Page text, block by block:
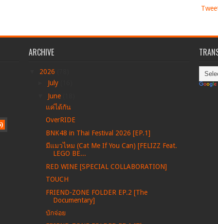
ARCHIVE
2026
July
June
แค่ได้กัน
OverRIDE
BNK48 in Thai Festival 2026 [EP.1]
มีแมวไหม (Cat Me If You Can) [FELIZZ Feat.
LEGO BE...
RED WINE [SPECIAL COLLABORATION]
TOUCH
FRIEND-ZONE FOLDER EP.2 [The
Documentary]
บักจ่อย